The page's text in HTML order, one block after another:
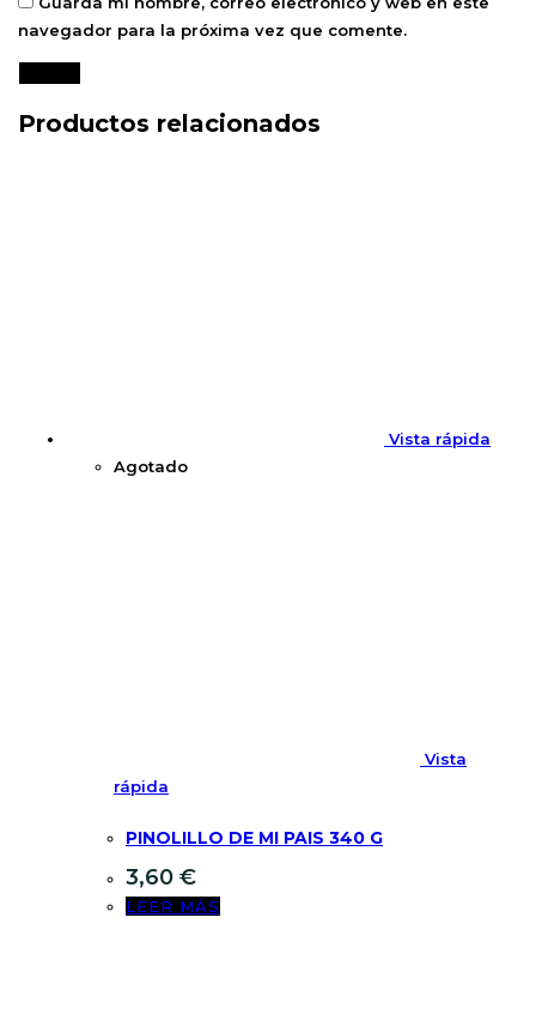
navegador para la próxima vez que comente.
Productos relacionados
Vista rápida
Agotado
Vista
rápida
PINOLILLO DE MI PAIS 340 G
3,60 €
LEER MÁS